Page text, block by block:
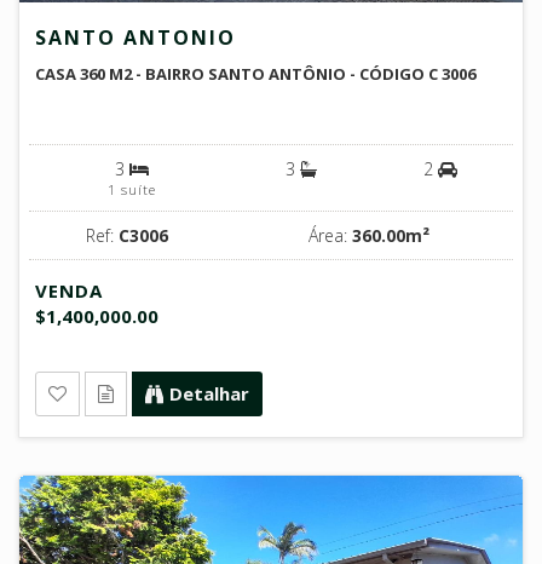
SANTO ANTONIO
CASA 360 M2 - BAIRRO SANTO ANTÔNIO - CÓDIGO C 3006
3
1 suíte
3 2
Ref: C3006 Área: 360.00m²
VENDA
$1,400,000.00
Detalhar